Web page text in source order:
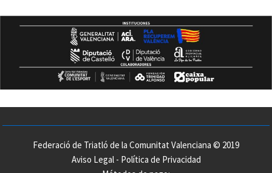
Federació de Triatló de la Comunitat Valenciana © 2019
Aviso Legal- Política de Privacidad